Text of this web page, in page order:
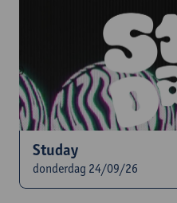
Studay
donderdag 24/09/26